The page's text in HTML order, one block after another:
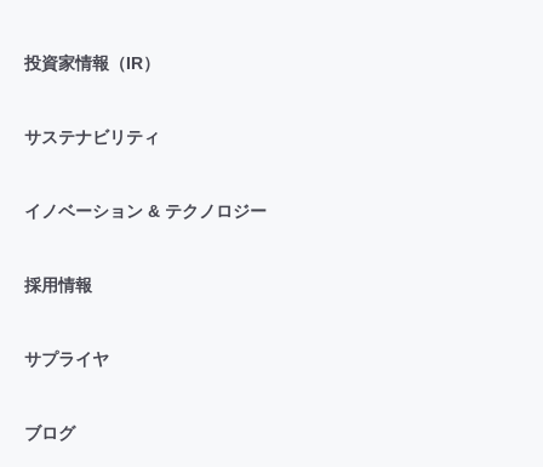
投資家情報（IR）
サステナビリティ
イノベーション & テクノロジー
採用情報
サプライヤ
ブログ